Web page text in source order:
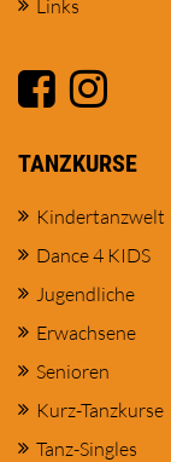
Links
TANZKURSE
Kindertanzwelt
Dance 4 KIDS
Jugendliche
Erwachsene
Senioren
Kurz-Tanzkurse
Tanz-Singles